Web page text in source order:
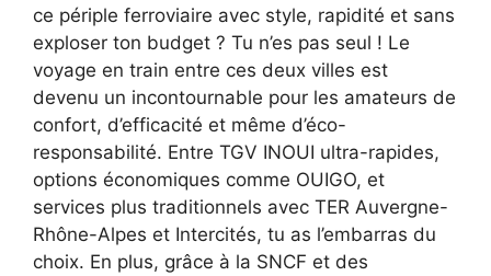
ce périple ferroviaire avec style, rapidité et sans
exploser ton budget ? Tu n’es pas seul ! Le
voyage en train entre ces deux villes est
devenu un incontournable pour les amateurs de
confort, d’efficacité et même d’éco-
responsabilité. Entre TGV INOUI ultra-rapides,
options économiques comme OUIGO, et
services plus traditionnels avec TER Auvergne-
Rhône-Alpes et Intercités, tu as l’embarras du
choix. En plus, grâce à la SNCF et des